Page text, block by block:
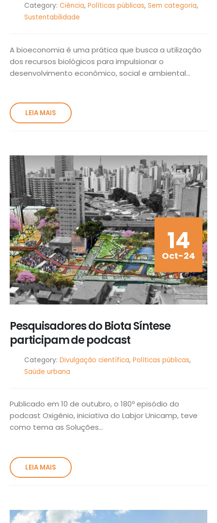
Category: Ciência, Políticas públicas, Sem categoria,
Sustentabilidade
A bioeconomia é uma prática que busca a utilização
dos recursos biológicos para impulsionar o
desenvolvimento econômico, social e ambiental...
LEIA MAIS
14
Oct-24
Pesquisadores do Biota Síntese
participam de podcast
Category: Divulgação científica, Políticas públicas,
Saúde urbana
Publicado em 10 de outubro, o 180º episódio do
podcast Oxigênio, iniciativa do Labjor Unicamp, teve
como tema as Soluções...
LEIA MAIS